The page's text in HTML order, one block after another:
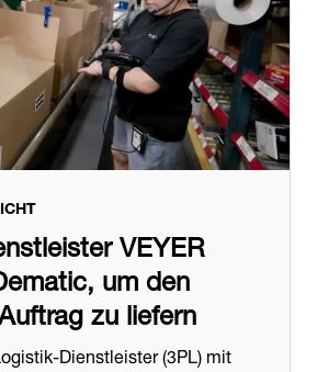
VEYER
um den
zu liefern
Dienstleister (3PL) mit